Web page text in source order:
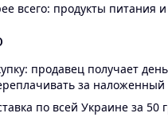
всего: продукты
продавец получает
за
по всей Украине за